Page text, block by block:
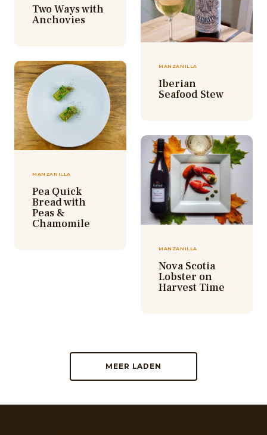
Two Ways with
Anchovies
MANZANILLA
Iberian
Seafood Stew
MANZANILLA
Pea Quick
Bread with
Peas &
Chamomile
MANZANILLA
Nova Scotia
Lobster on
Harvest Time
MEER LADEN